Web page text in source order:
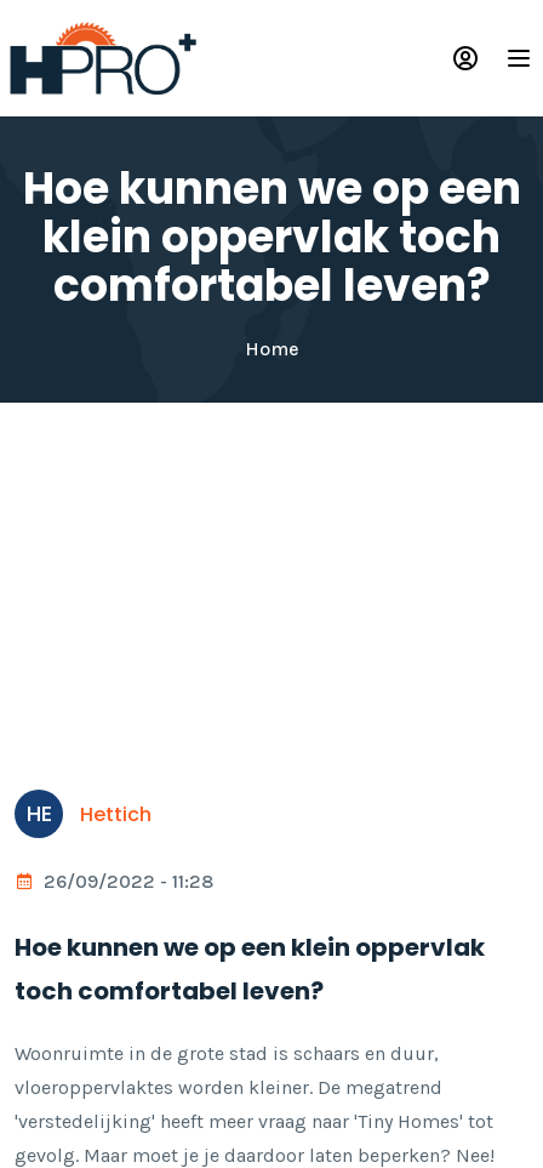
en
naar
de
Hoe kunnen we op een
klein oppervlak toch
comfortabel leven?
Home
HE Hettich
26/09/2022 - 11:28
Hoe kunnen we op een klein oppervlak
toch comfortabel leven?
Woonruimte in de grote stad is schaars en duur,
vloeroppervlaktes worden kleiner. De megatrend
'verstedelijking' heeft meer vraag naar 'Tiny Homes' tot
gevolg. Maar moet je je daardoor laten beperken? Nee!